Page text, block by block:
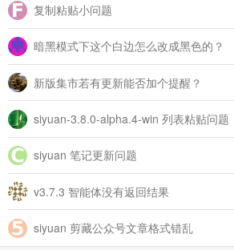
复制粘贴小问题
暗黑模式下这个白边怎么改成黑色的？
新版集市若有更新能否加个提醒？
siyuan-3.8.0-alpha.4-win 列表粘贴问题
siyuan 笔记更新问题
v3.7.3 智能体没有返回结果
siyuan 剪藏公众号文章格式错乱